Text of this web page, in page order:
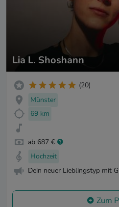
Lia L. Shoshann
(20)
Münster
69 km
ab 687 €
Hochzeit
Dein neuer Lieblingstyp mit
Zum